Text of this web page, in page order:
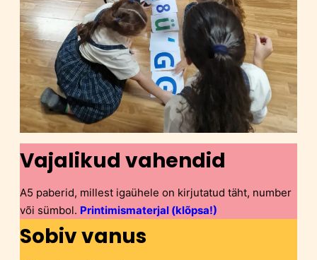
Vajalikud vahendid
A5 paberid, millest igaühele on kirjutatud täht, number
või sümbol. Printimismaterjal (klõpsa!)
Sobiv vanus